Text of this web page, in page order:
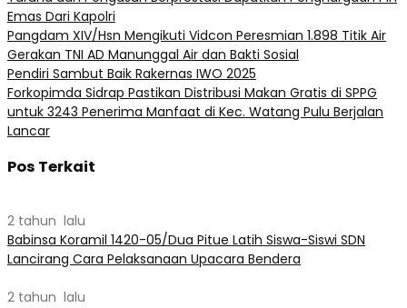
Emas Dari Kapolri
Pangdam XIV/Hsn Mengikuti Vidcon Peresmian 1.898 Titik Air
Gerakan TNI AD Manunggal Air dan Bakti Sosial
Pendiri Sambut Baik Rakernas IWO 2025
Forkopimda Sidrap Pastikan Distribusi Makan Gratis di SPPG
untuk 3243 Penerima Manfaat di Kec. Watang Pulu Berjalan
Lancar
Pos Terkait
2 tahun lalu
Babinsa Koramil 1420-05/Dua Pitue Latih Siswa-Siswi SDN
Lancirang Cara Pelaksanaan Upacara Bendera
2 tahun lalu